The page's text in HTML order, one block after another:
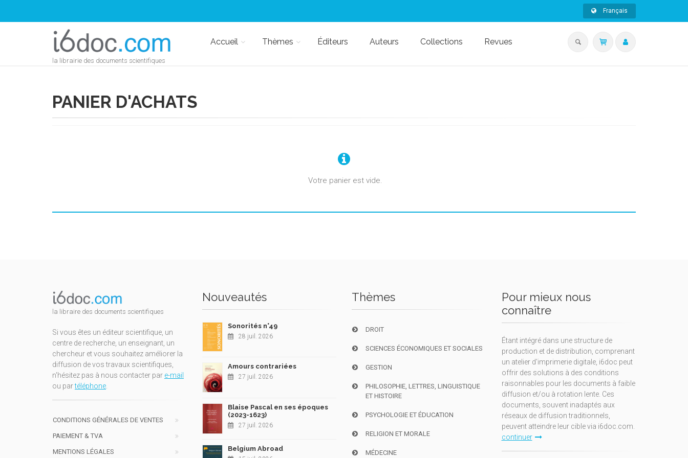
Français
la librairie des documents scientifiques
Accueil Thèmes Éditeurs Auteurs Collections Revues
PANIER D'ACHATS
Votre panier est vide.
la libraire des documents scientifiques
Si vous êtes un éditeur scientifique, un
centre de recherche, un enseignant, un
chercheur et vous souhaitez améliorer la
diffusion de vos travaux scientifiques,
n'hésitez pas à nous contacter par e-mail
ou partéléphone.
CONDITIONS GÉNÉRALES DE VENTES
PAIEMENT & TVA
MENTIONS LÉGALES
Nouveautés
Sonorités n°49
28 juil. 2026
Amours contrariées
27 juil. 2026
Blaise Pascal en ses époques
(2023-1623)
27 juil. 2026
Belgium Abroad
Thèmes
DROIT
SCIENCES ÉCONOMIQUES ET SOCIALES
GESTION
PHILOSOPHIE, LETTRES, LINGUISTIQUE
ET HISTOIRE
PSYCHOLOGIE ET ÉDUCATION
RELIGION ET MORALE
MÉDECINE
Pour mieux nous
connaître
Étant intégré dans une structure de
production et de distribution, comprenant
un atelier d'imprimerie digitale, i6doc peut
offrir des solutions à des conditions
raisonnables pour les documents à faible
diffusion et/ou à rotation lente. Ces
documents, souvent inadaptés aux
réseaux de diffusion traditionnels,
peuvent atteindre leur cible via i6doc.com.
continuer